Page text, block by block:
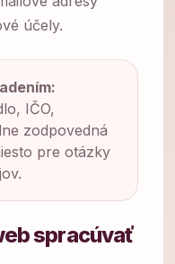
účely.
IČO,
zodpovedná
pre otázky
spracúvať